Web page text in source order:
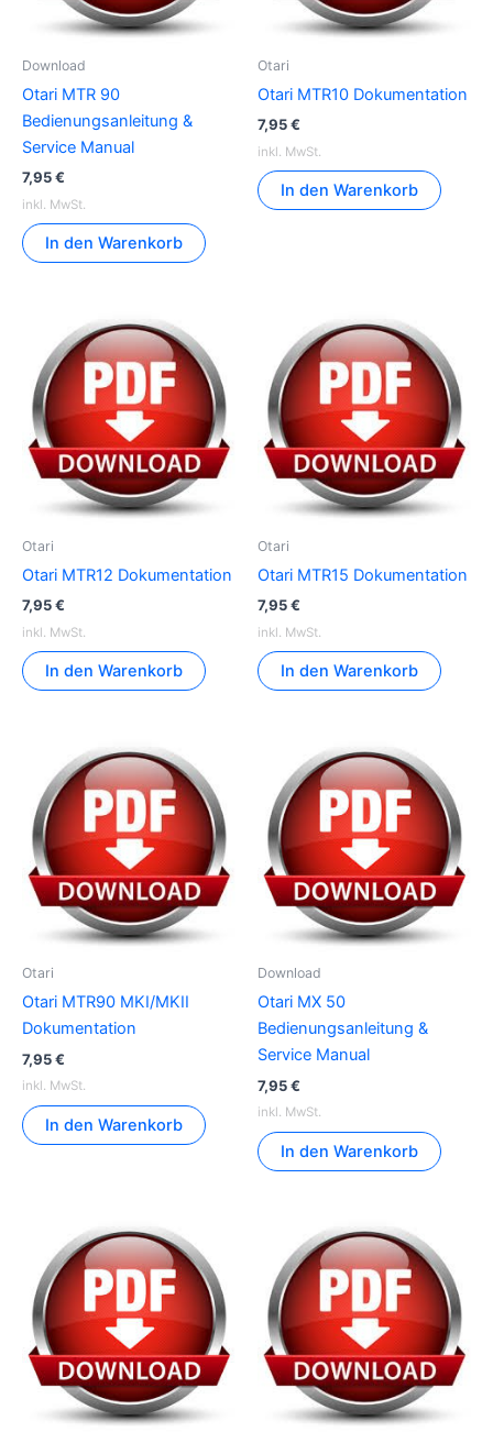
Download
Otari MTR 90
Bedienungsanleitung &
Service Manual
7,95€
inkl. MwSt.
In den Warenkorb
Otari
Otari MTR10 Dokumentation
7,95€
inkl. MwSt.
In den Warenkorb
Otari
Otari MTR12 Dokumentation
7,95€
inkl. MwSt.
In den Warenkorb
Otari
Otari MTR15 Dokumentation
7,95€
inkl. MwSt.
In den Warenkorb
Otari
Otari MTR90 MKI/MKII
Dokumentation
7,95€
inkl. MwSt.
In den Warenkorb
Download
Otari MX 50
Bedienungsanleitung &
Service Manual
7,95€
inkl. MwSt.
In den Warenkorb